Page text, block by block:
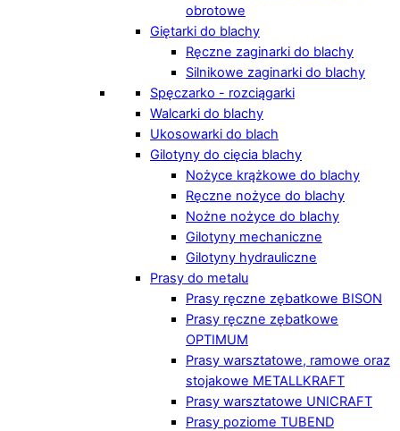
obrotowe
Giętarki do blachy
Ręczne zaginarki do blachy
Silnikowe zaginarki do blachy
Spęczarko - rozciągarki
Walcarki do blachy
Ukosowarki do blach
Gilotyny do cięcia blachy
Nożyce krążkowe do blachy
Ręczne nożyce do blachy
Nożne nożyce do blachy
Gilotyny mechaniczne
Gilotyny hydrauliczne
Prasy do metalu
Prasy ręczne zębatkowe BISON
Prasy ręczne zębatkowe
OPTIMUM
Prasy warsztatowe, ramowe oraz
stojakowe METALLKRAFT
Prasy warsztatowe UNICRAFT
Prasy poziome TUBEND